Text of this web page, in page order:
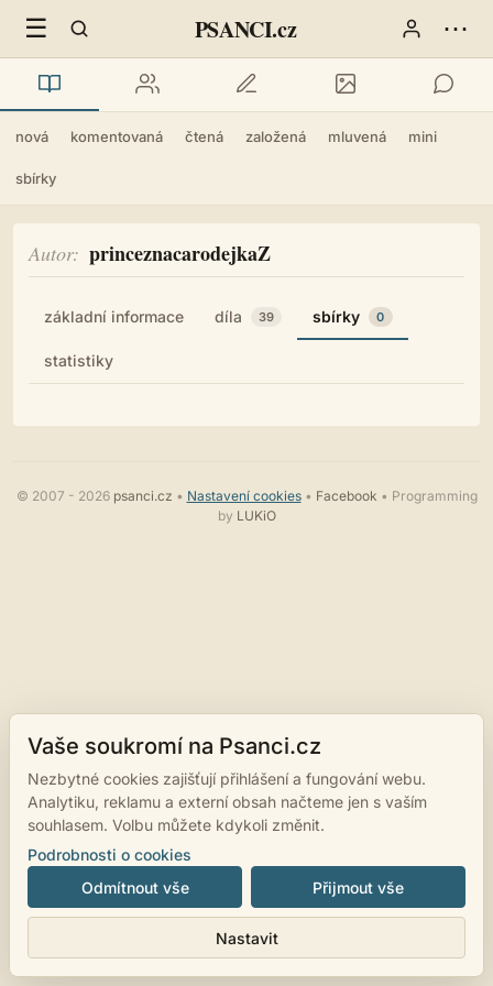
☰ PSANCI.cz ⋯
nová komentovaná čtená založená mluvená mini
sbírky
Autor princeznacarodejkaZ
základní informace díla 39 sbírky 0
statistiky
© 2007 - 2026 psanci.cz • Nastavení cookies• Facebook • Programming
by LUKiO
Vaše soukromí na Psanci.cz
Nezbytné cookies zajišťují přihlášení a fungování webu.
Analytiku, reklamu a externí obsah načteme jen s vaším
souhlasem. Volbu můžete kdykoli změnit.
Podrobnosti o cookies
Odmítnout vše
Nastavit
Přijmout vše